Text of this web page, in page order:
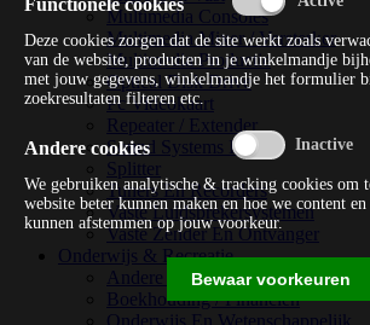
Multimedia Consoles
Multimedia Mixer / Versterker
Multimedia Productie
Optical Disk Drive
Pc Videokaart
Repeater / Extender
Sound Systems Hi-fi
Splitter
Tuners En Recorders
Vaste Luidsprekersystemen
Vaste Zender En Ontvanger
Onderwijs & Recreatie
Andere Beveiligingssoftware
Boekhouding / Financiën
Deze cookies zorgen dat de site werkt zoals
van de website, producten in je winkelmandje
met jouw gegevens, winkelmandje het formulier
zoekresultaten filteren etc.
Andere cookies
We gebruiken analytische & tracking cookies om
website beter kunnen maken en hoe we content
kunnen afstemmen op jouw voorkeur.
Bewaar voorkeuren